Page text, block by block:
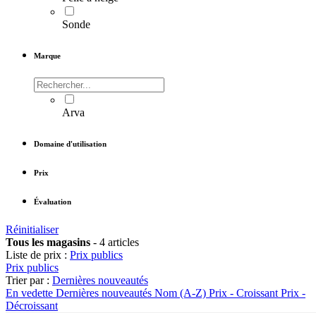
Sonde
Marque
Arva
Domaine d'utilisation
Prix
Évaluation
Réinitialiser
Tous les magasins - 4 articles
Liste de prix : Prix publics
Prix publics
Trier par : Dernières nouveautés
En vedette Dernières nouveautés Nom (A-Z) Prix - Croissant Prix -
Décroissant